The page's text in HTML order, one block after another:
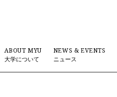
ABOUT MYU
大学について
NEWS & EVENTS
ニュース